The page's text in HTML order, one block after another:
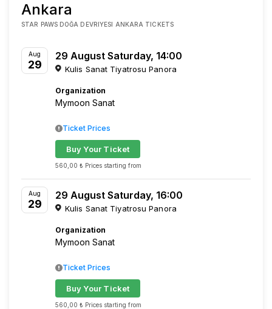
Ankara
STAR PAWS DOĞA DEVRIYESI ANKARA TICKETS
Aug
29
29 August Saturday, 14:00
Kulis Sanat Tiyatrosu Panora
Organization
Mymoon Sanat
560,00 ₺ Prices starting from
Buy Your Ticket
Ticket Prices
Aug
29
29 August Saturday, 16:00
Kulis Sanat Tiyatrosu Panora
Organization
Mymoon Sanat
560,00 ₺ Prices starting from
Buy Your Ticket
Ticket Prices